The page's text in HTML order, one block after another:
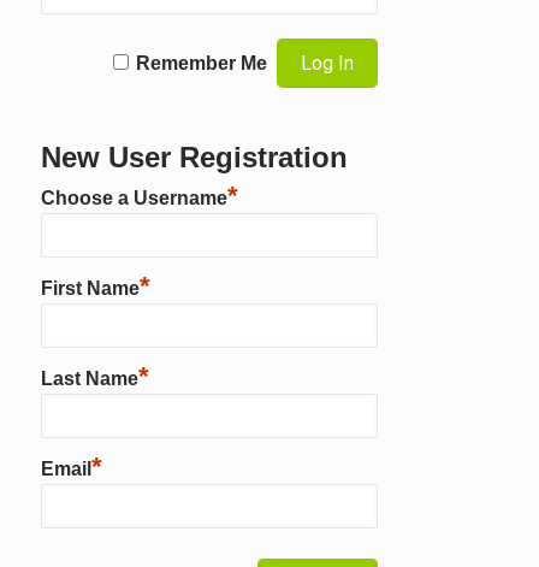
Remember Me
New User Registration
Choose a Username*
First Name*
Last Name*
Email *